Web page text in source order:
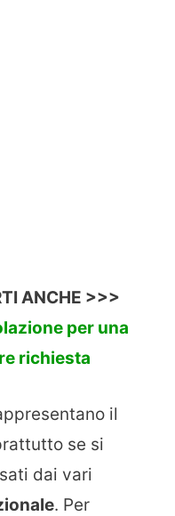
ANCHE >>>
per una
richiesta
il
se si
dai vari
. Per